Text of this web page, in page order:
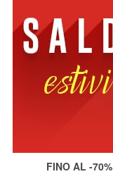
FINO AL -70%